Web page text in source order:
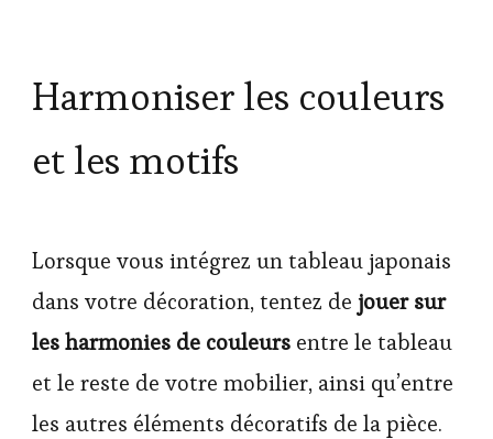
Harmoniser les couleurs
et les motifs
Lorsque vous intégrez un tableau japonais
dans votre décoration, tentez de jouer sur
les harmonies de couleurs entre le tableau
et le reste de votre mobilier, ainsi qu’entre
les autres éléments décoratifs de la pièce.